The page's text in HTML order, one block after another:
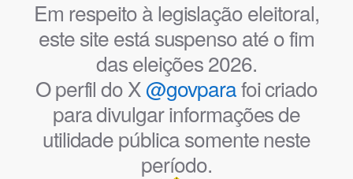
Em respeito à legislação eleitoral,
este site está suspenso até o fim
das eleições 2026.
O perfil do X@govparafoi criado
para divulgar informações de
utilidade pública somente neste
período.